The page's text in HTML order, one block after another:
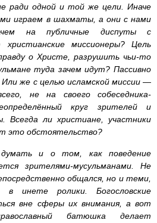
ради одной и той же цели. Иначе
играем в шахматы, а они с нами
на публичные диспуты с
христианские миссионеры? Цель
о Христе, разрушить чьи-то
туда зачем идут? Пассивно
же с целью исламской миссии —
не на своего собеседника-
круг зрителей и
Всегда ли христиане, участники
это обстоятельство?
и о том, как поведение
зрителями-мусульманами. Не
общался, но и теми,
инете ролики. Богословские
вне сферы их внимания, а вот
батюшка делает